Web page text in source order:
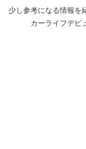
少し参考になる情報を
カーライフデビ